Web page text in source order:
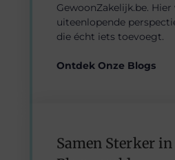
GewoonZakelijk.be. Hier
uiteenlopende
die écht iets toevoegt.
Ontdek Onze Blogs
Samen Sterker in